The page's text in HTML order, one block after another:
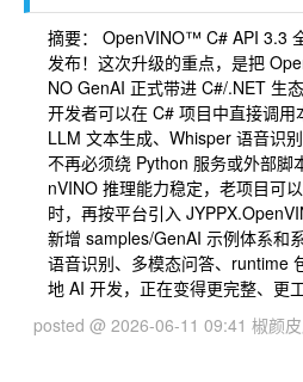
摘要： OpenVINO™ C# API 3.3
发布！这次升级的重点，是把
NO GenAI 正式带进 C#/.NET 生态
开发者可以在 C# 项目中直接调用
LLM 文本生成、Whisper 语音识
不再必须绕 Python 服务或外部脚
nVINO 推理能力稳定，老项目可
时，再按平台引入
新增 samples/GenAI 示例体系和
语音识别、多模态问答、runtime
地 AI 开发，正在变得更完整、更
posted @ 2026-06-11 09:41 椒颜